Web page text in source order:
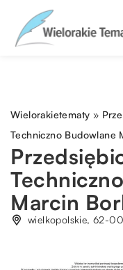
Wielorakietematy »
Techniczno Budowlane
Marcin
wielkopolskie, 62-